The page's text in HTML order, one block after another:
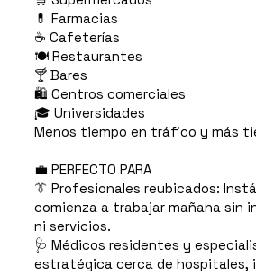
💊 Farmacias
☕ Cafeterías
🍽️ Restaurantes
🍸 Bares
🛍️ Centros comerciales
🎓 Universidades
Menos tiempo en tráfico y más
💼 PERFECTO PARA
👔 Profesionales reubicados:
comienza a trabajar mañana sin
ni servicios.
🩺 Médicos residentes y
estratégica cerca de hospitales,